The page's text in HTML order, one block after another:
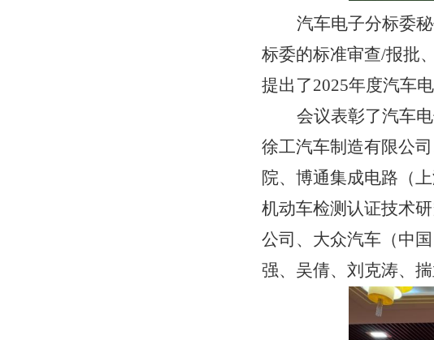
汽车电子分标委
标委的标准审查/报批
提出了2025年度汽车
会议表彰了汽车
徐工汽车制造有限公司
院、博通集成电路（
机动车检测认证技术
公司、大众汽车（中
强、 吴倩、 刘克涛、